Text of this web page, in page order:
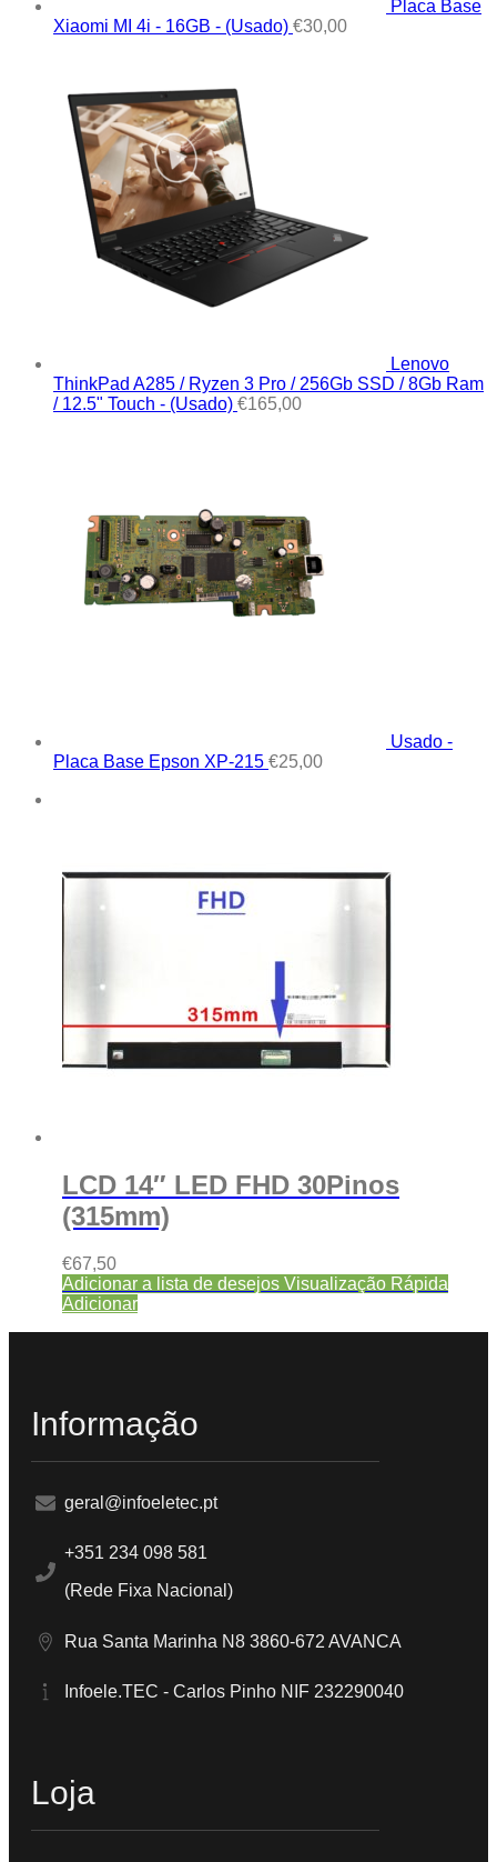
Placa Base
Xiaomi MI 4i - 16GB - (Usado) €30,00
Lenovo
ThinkPad A285 / Ryzen 3 Pro / 256Gb SSD / 8Gb Ram
/ 12.5" Touch - (Usado) €165,00
Usado -
Placa Base Epson XP-215 €25,00
LCD 14″ LED FHD 30Pinos
(315mm)
€67,50
Adicionar a lista de desejos Visualização Rápida
Adicionar
Informação
geral@infoeletec.pt
+351 234 098 581
(Rede Fixa Nacional)
Rua Santa Marinha N8 3860-672 AVANCA
Infoele.TEC - Carlos Pinho NIF 232290040
Loja